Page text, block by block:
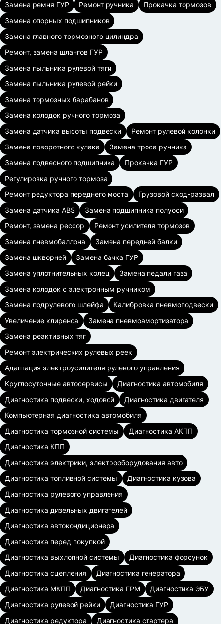
Замена ремня ГУР
Ремонт ручника
Прокачка тормозов
Замена опорных подшипников
Замена главного тормозного цилиндра
Ремонт, замена шлангов ГУР
Замена пыльника рулевой тяги
Замена пыльника рулевой рейки
Замена тормозных барабанов
Замена колодок ручного тормоза
Замена датчика высоты подвески
Ремонт рулевой колонки
Замена поворотного кулака
Замена троса ручника
Замена подвесного подшипника
Прокачка ГУР
Регулировка ручного тормоза
Ремонт редуктора переднего моста
Грузовой сход-развал
Замена датчика ABS
Замена подшипника полуоси
Ремонт, замена рессор
Ремонт усилителя тормозов
Замена пневмобаллона
Замена передней балки
Замена шкворней
Замена бачка ГУР
Замена уплотнительных колец
Замена педали газа
Замена колодок с электронным ручником
Замена подрулевого шлейфа
Калибровка пневмоподвески
Увеличение клиренса
Замена пневмоамортизатора
Замена реактивных тяг
Ремонт электрических рулевых реек
Адаптация электроусилителя рулевого управления
Круглосуточные автосервисы
Диагностика автомобиля
Диагностика подвески, ходовой
Диагностика двигателя
Компьютерная диагностика автомобиля
Диагностика тормозной системы
Диагностика АКПП
Диагностика КПП
Диагностика электрики, электрооборудования авто
Диагностика топливной системы
Диагностика кузова
Диагностика рулевого управления
Диагностика дизельных двигателей
Диагностика автокондиционера
Диагностика перед покупкой
Диагностика выхлопной системы
Диагностика форсунок
Диагностика сцепления
Диагностика генератора
Диагностика МКПП
Диагностика ГРМ
Диагностика ЭБУ
Диагностика рулевой рейки
Диагностика ГУР
Диагностика редуктора
Диагностика стартера